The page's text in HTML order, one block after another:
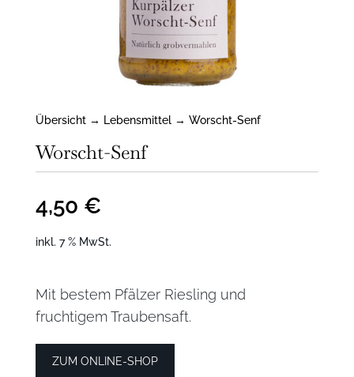
Übersicht→ Lebensmittel→ Worscht-Senf
Worscht-Senf
4,50 €
inkl. 7 % MwSt.
Mit bestem Pfälzer Riesling und
fruchtigem Traubensaft.
ZUM ONLINE-SHOP